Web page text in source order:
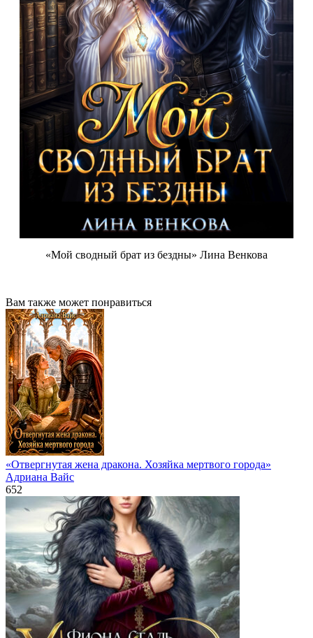
«Мой сводный брат из бездны» Лина Венкова
Вам также может понравиться
«Отвергнутая жена дракона. Хозяйка мертвого города»
Адриана Вайс
652